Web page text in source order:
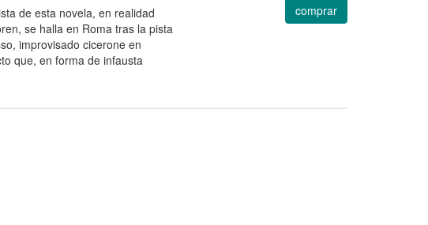
de esta novela, en realidad
se halla en Roma tras la pista
improvisado cicerone en
que, en forma de infausta
comprar